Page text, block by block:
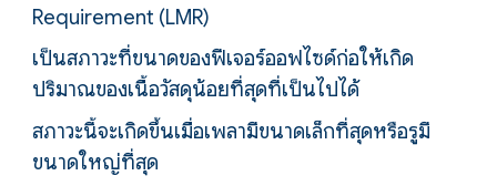
Requirement (LMR)
เป็นสภาวะที่ขนาดของฟีเจอร์ออฟไซด์ก่อให้เกิด
ปริมาณของเนื้อวัสดุน้อยที่สุดที่เป็นไปได้
สภาวะนี้จะเกิดขึ้นเมื่อเพลามีขนาดเล็กที่สุดหรือรูมี
ขนาดใหญ่ที่สุด